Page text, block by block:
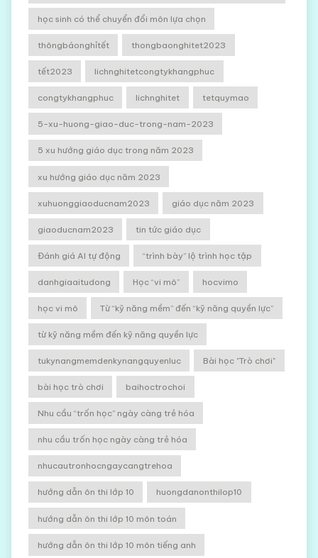
học sinh có thể chuyển đổi môn lựa chọn
thôngbáonghỉtết thongbaonghitet2023
tết2023 lichnghitetcongtykhangphuc
congtykhangphuc lichnghitet tetquymao
5-xu-huong-giao-duc-trong-nam-2023
5 xu hướng giáo dục trong năm 2023
xu hướng giáo dục năm 2023
xuhuonggiaoducnam2023 giáo dục năm 2023
giaoducnam2023 tin tức giáo dục
Đánh giá AI tự động “trình bày” lộ trình học tập
danhgiaaitudong Học “vi mô” hocvimo
học vi mô Từ “kỹ năng mềm” đến “kỹ năng quyền lực”
từ kỹ năng mềm đến kỹ năng quyền lực
tukynangmemdenkynangquyenluc Bài học "Trò chơi"
bài học trò chơi baihoctrochoi
Nhu cầu “trốn học” ngày càng trẻ hóa
nhu cầu trốn học ngày càng trẻ hóa
nhucautronhocngaycangtrehoa
hướng dẫn ôn thi lớp 10 huongdanonthilop10
hướng dẫn ôn thi lớp 10 môn toán
hướng dẫn ôn thi lớp 10 môn tiếng anh